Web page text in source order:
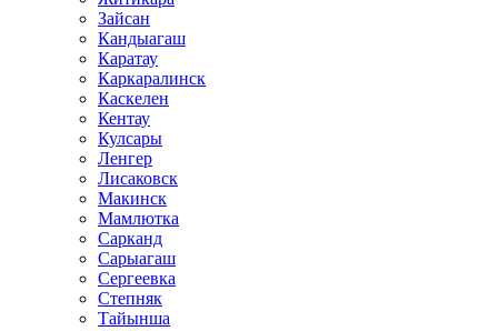
Зайсан
Кандыагаш
Каратау
Каркаралинск
Каскелен
Кентау
Кулсары
Ленгер
Лисаковск
Макинск
Мамлютка
Сарканд
Сарыагаш
Сергеевка
Степняк
Тайынша